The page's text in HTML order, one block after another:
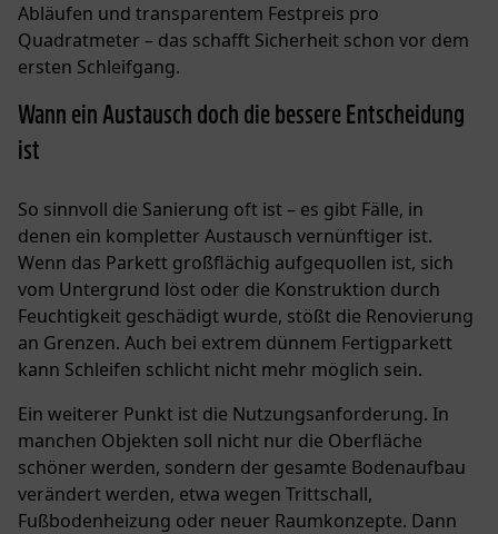
Abläufen und transparentem Festpreis pro
Quadratmeter – das schafft Sicherheit schon vor dem
ersten Schleifgang.
Wann ein Austausch doch die bessere Entscheidung
ist
So sinnvoll die Sanierung oft ist – es gibt Fälle, in
denen ein kompletter Austausch vernünftiger ist.
Wenn das Parkett großflächig aufgequollen ist, sich
vom Untergrund löst oder die Konstruktion durch
Feuchtigkeit geschädigt wurde, stößt die Renovierung
an Grenzen. Auch bei extrem dünnem Fertigparkett
kann Schleifen schlicht nicht mehr möglich sein.
Ein weiterer Punkt ist die Nutzungsanforderung. In
manchen Objekten soll nicht nur die Oberfläche
schöner werden, sondern der gesamte Bodenaufbau
verändert werden, etwa wegen Trittschall,
Fußbodenheizung oder neuer Raumkonzepte. Dann